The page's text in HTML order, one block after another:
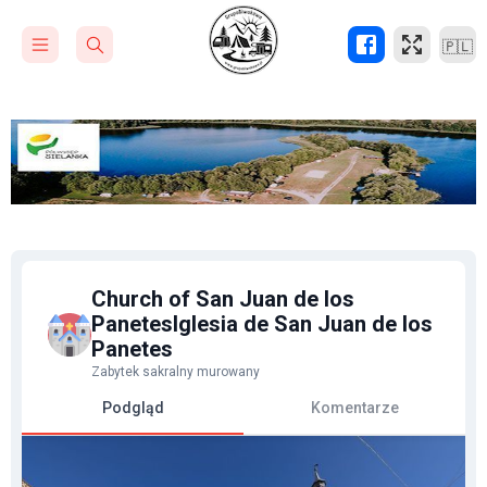
🇵🇱
Church of San Juan de los
PanetesIglesia de San Juan de los
Panetes
Zabytek sakralny murowany
Podgląd Komentarze